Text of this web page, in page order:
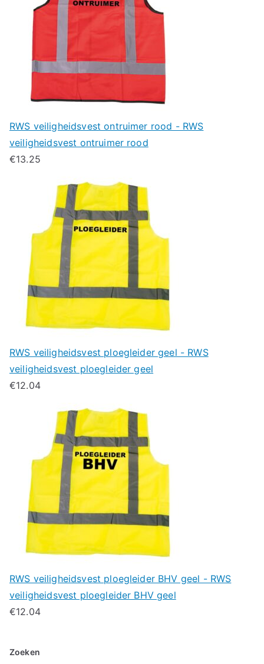
RWS veiligheidsvest ontruimer rood - RWS
veiligheidsvest ontruimer rood
€13.25
RWS veiligheidsvest ploegleider geel - RWS
veiligheidsvest ploegleider geel
€12.04
RWS veiligheidsvest ploegleider BHV geel - RWS
veiligheidsvest ploegleider BHV geel
€12.04
Zoeken